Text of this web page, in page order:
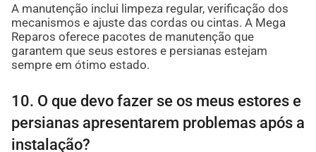
A manutenção inclui limpeza regular, verificação dos
mecanismos e ajuste das cordas ou cintas. A Mega
Reparos oferece pacotes de manutenção que
garantem que seus estores e persianas estejam
sempre em ótimo estado.
10. O que devo fazer se os meus estores e
persianas apresentarem problemas após a
instalação?